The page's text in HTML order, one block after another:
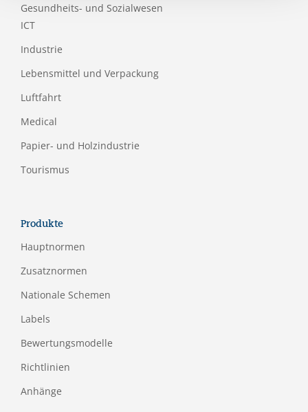
Gesundheits- und Sozialwesen
ICT
Industrie
Lebensmittel und Verpackung
Luftfahrt
Medical
Papier- und Holzindustrie
Tourismus
Produkte
Hauptnormen
Zusatznormen
Nationale Schemen
Labels
Bewertungsmodelle
Richtlinien
Anhänge